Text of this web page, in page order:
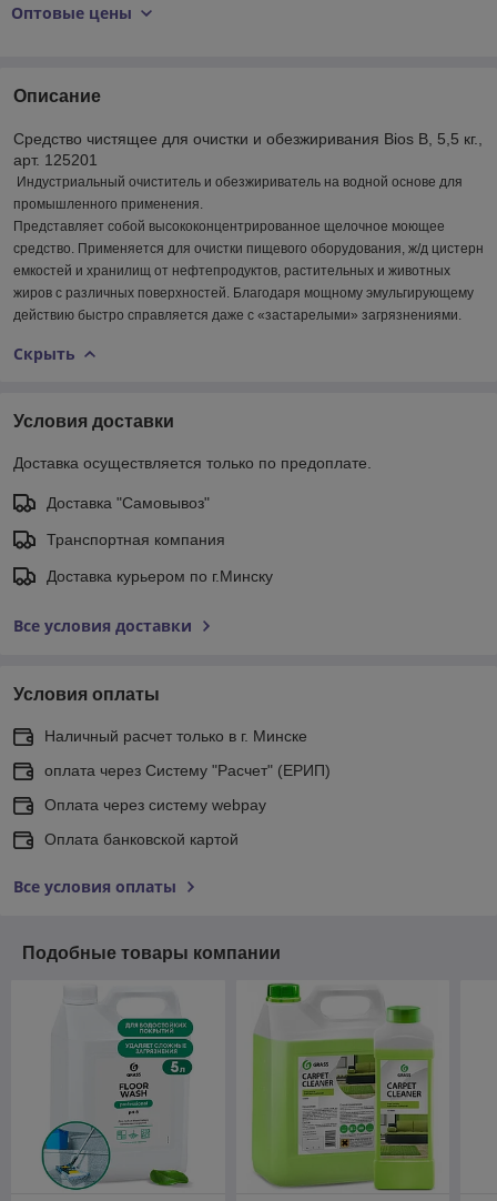
Оптовые цены
Описание
Средство чистящее для очистки и обезжиривания Bios В, 5,5 кг.,
арт. 125201
Индустриальный очиститель и обезжириватель на водной основе для
промышленного применения.
Представляет собой высококонцентрированное щелочное моющее
средство. Применяется для очистки пищевого оборудования, ж/д цистерн
емкостей и хранилищ от нефтепродуктов, растительных и животных
жиров с различных поверхностей. Благодаря мощному эмульгирующему
действию быстро справляется даже с «застарелыми» загрязнениями.
Скрыть
Условия доставки
Доставка осуществляется только по предоплате.
Доставка "Самовывоз"
Транспортная компания
Доставка курьером по г.Минску
Все условия доставки
Условия оплаты
Наличный расчет только в г. Минске
оплата через Систему "Расчет" (ЕРИП)
Оплата через систему webpay
Оплата банковской картой
Все условия оплаты
Подобные товары компании